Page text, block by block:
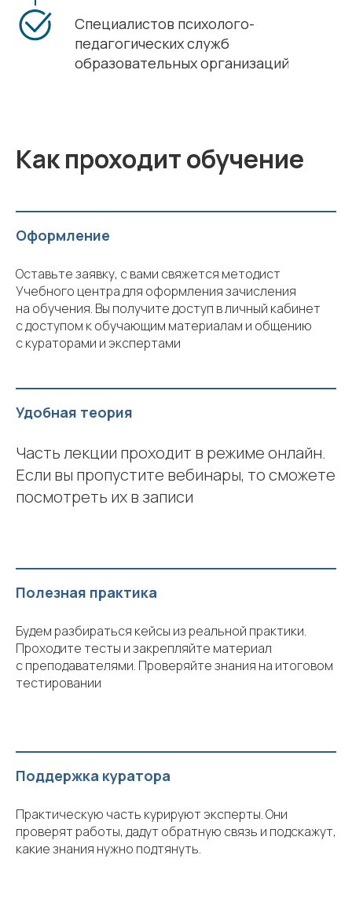
Специалистов психолого-
педагогических служб
образовательных организаций
Как проходит обучение
Оформление
Оставьте заявку, с вами свяжется методист
Учебного центра для оформления зачисления
на обучения. Вы получите доступ в личный кабинет
с доступом к обучающим материалам и общению
с кураторами и экспертами
Удобная теория
Часть лекции проходит в режиме онлайн.
Если вы пропустите вебинары, то сможете
посмотреть их в записи
Полезная практика
Будем разбираться кейсы из реальной практики.
Проходите тесты и закрепляйте материал
с преподавателями. Проверяйте знания на итоговом
тестировании
Поддержка куратора
Практическую часть курируют эксперты. Они
проверят работы, дадут обратную связь и подскажут,
какие знания нужно подтянуть.